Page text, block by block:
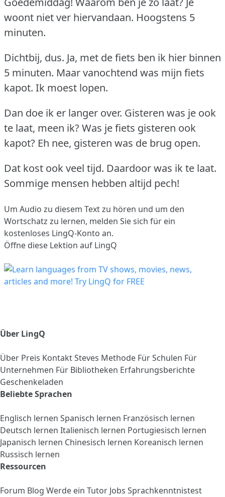
woont niet ver hiervandaan. Hoogstens 5
minuten.
Dichtbij, dus. Ja, met de fiets ben ik hier binnen
5 minuten. Maar vanochtend was mijn fiets
kapot. Ik moest lopen.
Dan doe ik er langer over. Gisteren was je ook
te laat, meen ik?Was je fiets gisteren ook
kapot? Eh nee, gisteren was de brug open.
Dat kost ook veel tijd. Daardoor was ik te laat.
Sommige mensen hebben altijd pech!
Um Audio zu diesem Text zu hören und um den
Wortschatz zu lernen, melden Sie sich für ein
kostenloses LingQ-Konto an.
Öffne diese Lektion auf LingQ
Über LingQ
Über Preis KontaktSteves Methode Für Schulen Für
Unternehmen Für Bibliotheken Erfahrungsberichte
Geschenkeladen
Beliebte Sprachen
Englisch lernen Spanisch lernen Französisch lernen
Deutsch lernen Italienisch lernen Portugiesisch lernen
Japanisch lernen Chinesisch lernen Koreanisch lernen
Russisch lernen
Ressourcen
Forum Blog Werde ein Tutor Jobs Sprachkenntnistest